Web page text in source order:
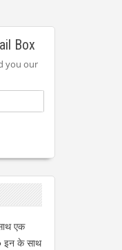
Box
you our
एक
इन के साथ